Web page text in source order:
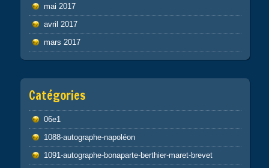
mai 2017
avril 2017
mars 2017
Catégories
06e1
1088-autographe-napoléon
1091-autographe-bonaparte-berthier-maret-brevet